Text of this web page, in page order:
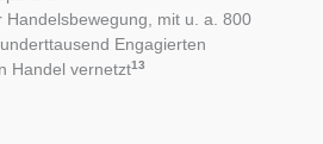
mit u. a. 800
Engagierten
Handel vernetzt13